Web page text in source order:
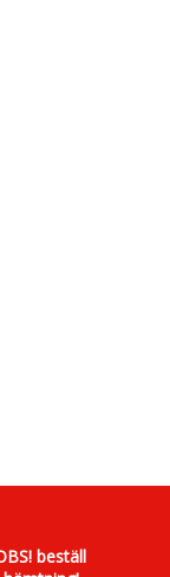
beställ